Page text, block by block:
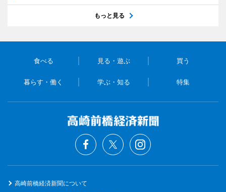
もっと見る
食べる 見る・遊ぶ 買う
暮らす・働く 学ぶ・知る 特集
高崎前橋経済新聞について